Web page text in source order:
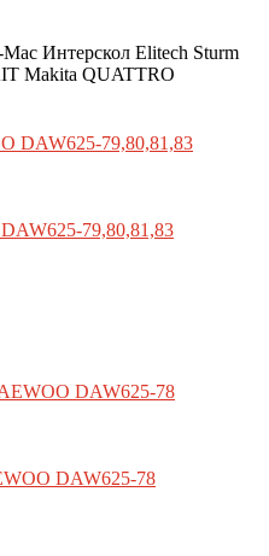
Mac Интерскол Elitech Sturm
Makita QUATTRO
79,80,81,83
DAW625-78